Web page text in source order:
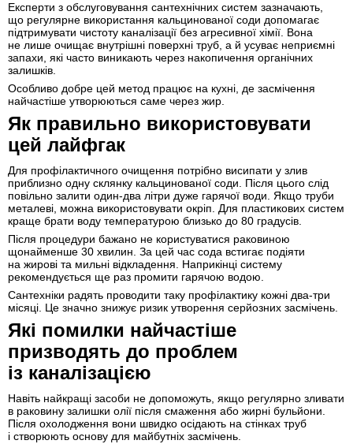
Експерти з обслуговування сантехнічних систем зазначають,
що регулярне використання кальцинованої соди допомагає
підтримувати чистоту каналізації без агресивної хімії. Вона
не лише очищає внутрішні поверхні труб, а й усуває неприємні
запахи, які часто виникають через накопичення органічних
залишків.
Особливо добре цей метод працює на кухні, де засмічення
найчастіше утворюються саме через жир.
Як правильно використовувати
цей лайфгак
Для профілактичного очищення потрібно висипати у злив
приблизно одну склянку кальцинованої соди. Після цього слід
повільно залити один-два літри дуже гарячої води. Якщо труби
металеві, можна використовувати окріп. Для пластикових систем
краще брати воду температурою близько до 80 градусів.
Після процедури бажано не користуватися раковиною
щонайменше 30 хвилин. За цей час сода встигає подіяти
на жирові та мильні відкладення. Наприкінці систему
рекомендується ще раз промити гарячою водою.
Сантехніки радять проводити таку профілактику кожні два-три
місяці. Це значно знижує ризик утворення серйозних засмічень.
Які помилки найчастіше
призводять до проблем
із каналізацією
Навіть найкращі засоби не допоможуть, якщо регулярно зливати
в раковину залишки олії після смаження або жирні бульйони.
Після охолодження вони швидко осідають на стінках труб
і створюють основу для майбутніх засмічень.